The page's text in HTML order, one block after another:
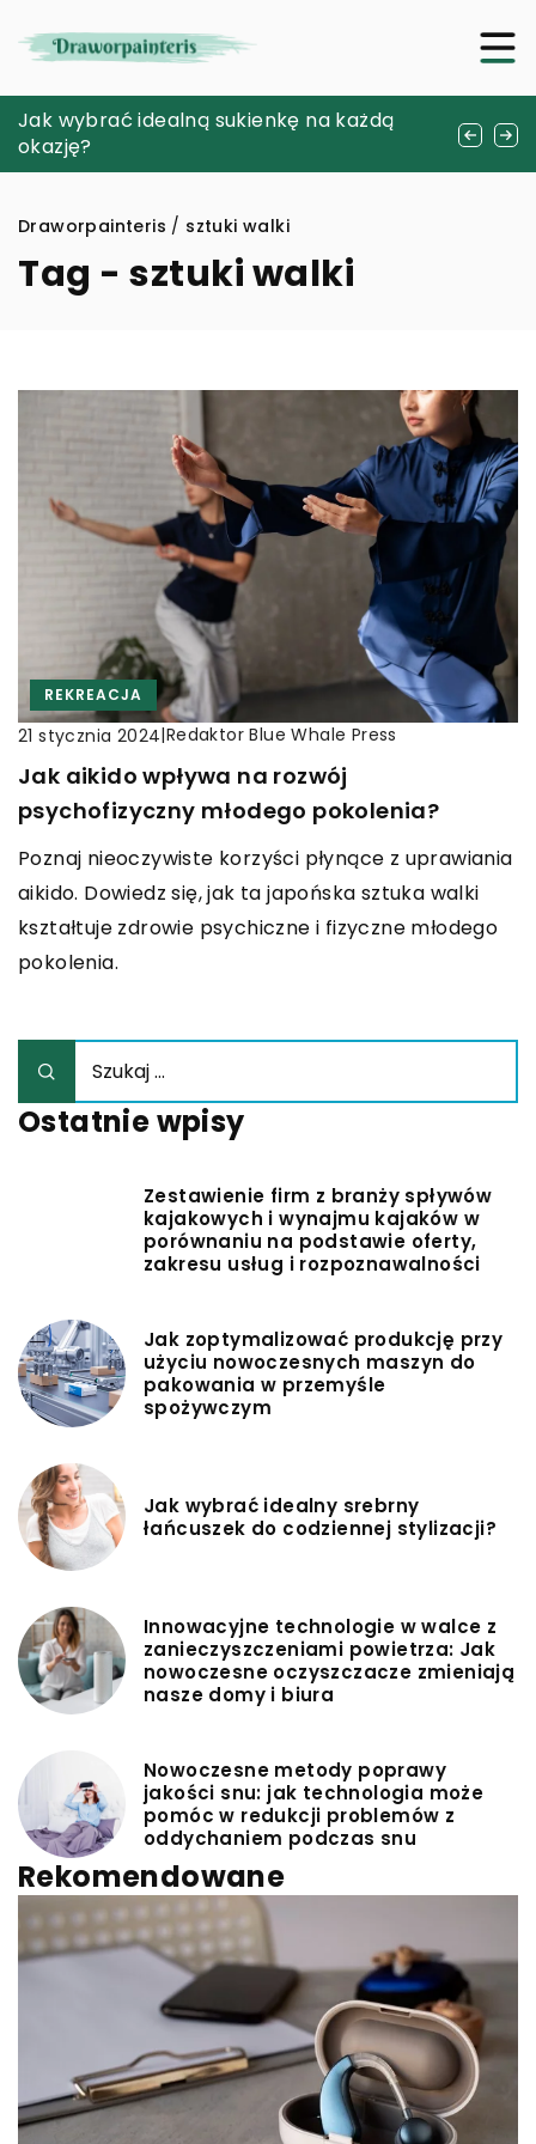
Jak wybrać idealny srebrny łańcuszek do
codziennej stylizacji?
Jak wybrać idealną sukienkę na każdą
okazję?
Zanurz się w świat ceramiki: Tworzenie
własnych dzieł z gliny
Draworpainteris / sztuki walki
Tag - sztuki walki
REKREACJA
21 stycznia 2024|Redaktor Blue Whale Press
Jak aikido wpływa na rozwój
psychofizyczny młodego pokolenia?
Poznaj nieoczywiste korzyści płynące z uprawiania
aikido. Dowiedz się, jak ta japońska sztuka walki
kształtuje zdrowie psychiczne i fizyczne młodego
pokolenia.
Ostatnie wpisy
Zestawienie firm z branży spływów
kajakowych i wynajmu kajaków w
porównaniu na podstawie oferty,
zakresu usług i rozpoznawalności
Jak zoptymalizować produkcję przy
użyciu nowoczesnych maszyn do
pakowania w przemyśle
spożywczym
Jak wybrać idealny srebrny
łańcuszek do codziennej stylizacji?
Innowacyjne technologie w walce z
zanieczyszczeniami powietrza: Jak
nowoczesne oczyszczacze zmieniają
nasze domy i biura
Nowoczesne metody poprawy
jakości snu: jak technologia może
pomóc w redukcji problemów z
oddychaniem podczas snu
Rekomendowane